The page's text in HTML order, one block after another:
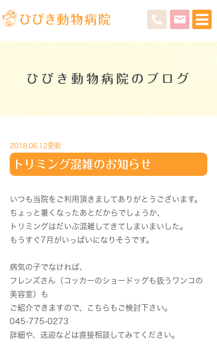
ひびき動物病院のブログ
2018.06.12更新
トリミング混雑のお知らせ
いつも当院をご利用頂きましてありがとうございます。
ちょっと暑くなったあとだからでしょうか、
トリミングはだいぶ混雑してきてしまいまいした。
もうすぐ7月がいっぱいになりそうです。
病気の子でなければ、
フレンズさん（コッカーのショードッグも扱うワンコの
美容室）も
ご紹介できますので、こちらもご検討下さい。
045-775-0273
詳細や、送迎などは直接相談してみてください。